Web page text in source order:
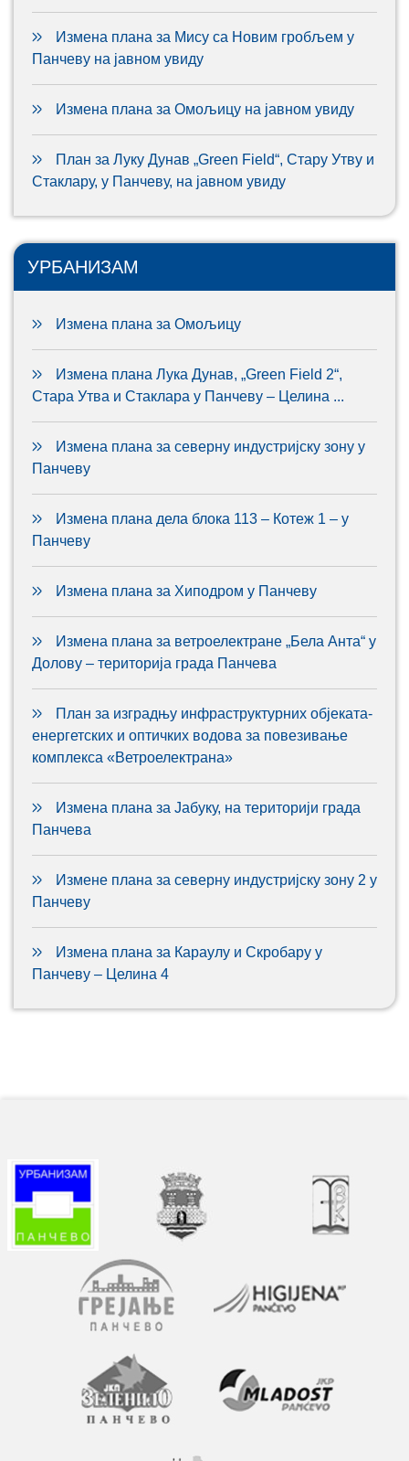
Измена плана за Мису са Новим гробљем у
Панчеву на јавном увиду
Измена плана за Омољицу на јавном увиду
План за Луку Дунав „Green Field“, Стару Утву и
Стаклару, у Панчеву, на јавном увиду
УРБАНИЗАМ
Измена плана за Омољицу
Измена плана Лука Дунав, „Green Field 2“,
Стара Утва и Стаклара у Панчеву – Целина ...
Измена плана за северну индустријску зону у
Панчеву
Измена плана дела блока 113 – Котеж 1 – у
Панчеву
Измена плана за Хиподром у Панчеву
Измена плана за ветроелектране „Бела Анта“ у
Долову – територија града Панчева
План за изградњу инфраструктурних објеката-
енергетских и оптичких водова за повезивање
комплекса «Ветроелектрана»
Измена плана за Јабуку, на територији града
Панчева
Измене плана за северну индустријску зону 2 у
Панчеву
Измена плана за Караулу и Скробару у
Панчеву – Целина 4